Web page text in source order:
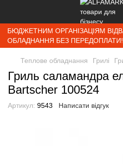
БЮДЖЕТНИМ ОРГАНІЗАЦІЯМ
ОБЛАДНАННЯ БЕЗ ПЕРЕДОПЛАТИ!
Теплове обладнання Грилі
Гриль саламандра
Bartscher 100524
Артикул: 9543 Написати відгук